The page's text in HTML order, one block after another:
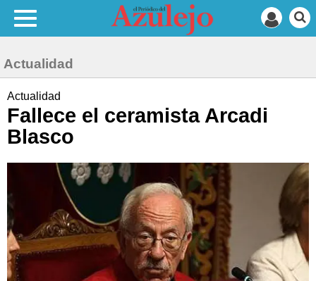
Actualidad
Actualidad
Fallece el ceramista Arcadi
Blasco